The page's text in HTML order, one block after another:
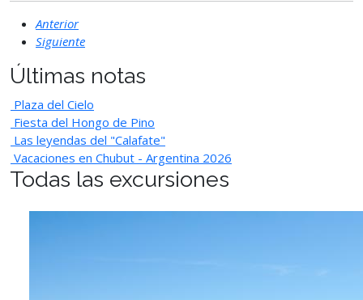
Anterior
Siguiente
Últimas notas
Plaza del Cielo
Fiesta del Hongo de Pino
Las leyendas del "Calafate"
Vacaciones en Chubut - Argentina 2026
Todas las excursiones